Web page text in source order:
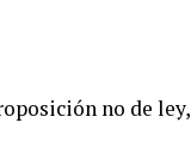
no de ley,